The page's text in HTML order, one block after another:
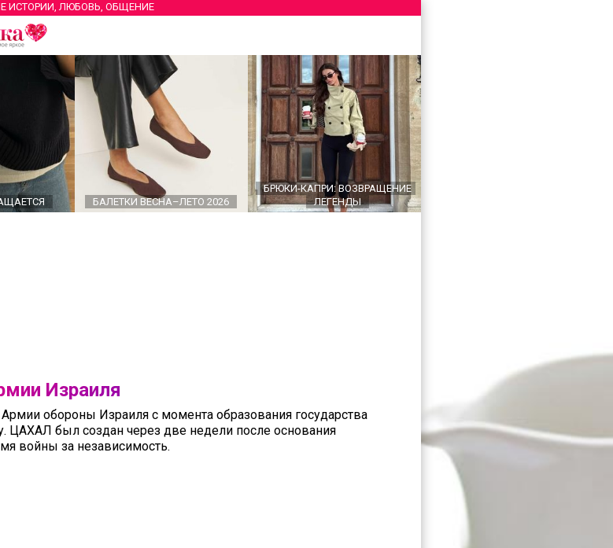
ИСТОРИИ, ЛЮБОВЬ, ОБЩЕНИЕ
БАЛЕТКИ ВЕСНА–ЛЕТО 2026
БРЮКИ-КАПРИ: ВОЗВРАЩЕНИЕ
ЛЕГЕНДЫ
Израиля
обороны Израиля с момента образования государства
ЦАХАЛ был создан через две недели после основания
войны за независимость.